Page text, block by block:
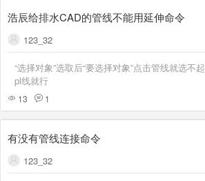
浩辰给排水CAD的管线不能用延伸命令
123_32
“选择对象”选取后“要选择对象”点击管线就选不
pl线就行
13 1
有没有管线连接命令
123_32